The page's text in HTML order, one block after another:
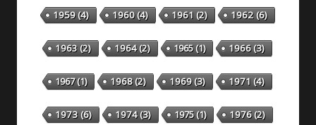
1959(4) 1960(4) 1961 (2) 1962(6)
1963(2) 1964(2) 1965(1) 1966(3)
1967(1) 1968(2) 1969(3) 1971 (4)
1973(6) 1974(3) 1975(1) 1976(2)